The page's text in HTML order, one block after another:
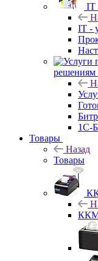
IT
IT -
решениям
1С-
Товары
Назад
Товары
ККМ